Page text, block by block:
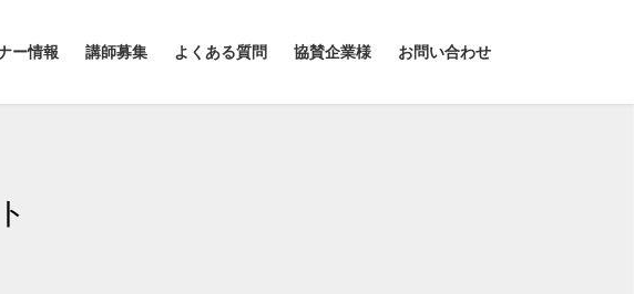
ー情報 講師募集 よくある質問 協賛企業様 お問い合わせ